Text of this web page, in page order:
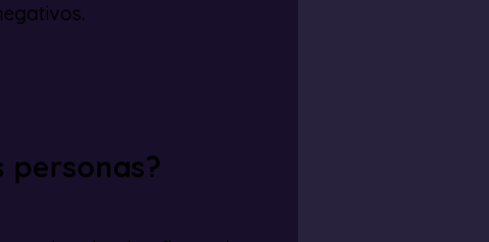
personas?